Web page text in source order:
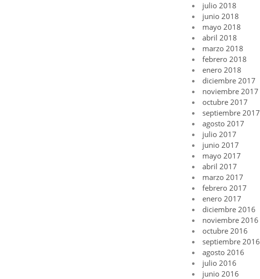
julio 2018
junio 2018
mayo 2018
abril 2018
marzo 2018
febrero 2018
enero 2018
diciembre 2017
noviembre 2017
octubre 2017
septiembre 2017
agosto 2017
julio 2017
junio 2017
mayo 2017
abril 2017
marzo 2017
febrero 2017
enero 2017
diciembre 2016
noviembre 2016
octubre 2016
septiembre 2016
agosto 2016
julio 2016
junio 2016